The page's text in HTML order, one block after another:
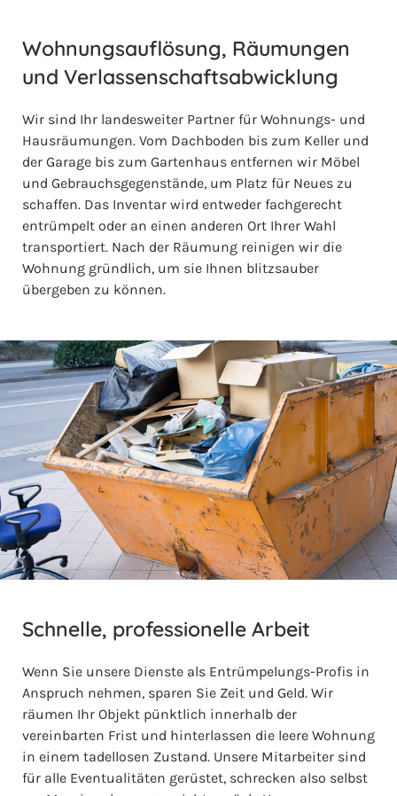
Wohnungsauflösung, Räumungen
und Verlassenschaftsabwicklung
Wir sind Ihr landesweiter Partner für Wohnungs- und
Hausräumungen. Vom Dachboden bis zum Keller und
der Garage bis zum Gartenhaus entfernen wir Möbel
und Gebrauchsgegenstände, um Platz für Neues zu
schaffen. Das Inventar wird entweder fachgerecht
entrümpelt oder an einen anderen Ort Ihrer Wahl
transportiert. Nach der Räumung reinigen wir die
Wohnung gründlich, um sie Ihnen blitzsauber
übergeben zu können.
Schnelle, professionelle Arbeit
Wenn Sie unsere Dienste als Entrümpelungs-Profis in
Anspruch nehmen, sparen Sie Zeit und Geld. Wir
räumen Ihr Objekt pünktlich innerhalb der
vereinbarten Frist und hinterlassen die leere Wohnung
in einem tadellosen Zustand. Unsere Mitarbeiter sind
für alle Eventualitäten gerüstet, schrecken also selbst